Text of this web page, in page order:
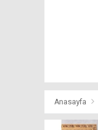
Anasayfa